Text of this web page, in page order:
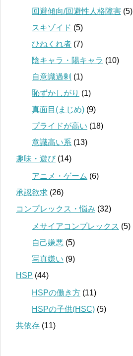
回避傾向/回避性人格障害 (5)
スキゾイド (5)
ひねくれ者 (7)
陰キャラ・陽キャラ (10)
自意識過剰 (1)
恥ずかしがり (1)
真面目(まじめ) (9)
プライドが高い (18)
意識高い系 (13)
趣味・遊び(14)
アニメ・ゲーム (6)
承認欲求 (26)
コンプレックス・悩み (32)
メサイアコンプレックス (5)
自己嫌悪 (5)
写真嫌い (9)
HSP (44)
HSPの働き方 (11)
HSPの子供(HSC) (5)
共依存 (11)